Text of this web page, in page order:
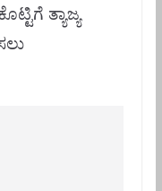
ತ್ಯಾಜ್ಯ